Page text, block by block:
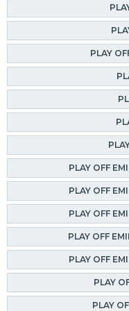
PLAY
PLAY OFF
PLAY OFF
PLAY OFF
PLAY OFF
PLAY OFF
PLAY
PLAY